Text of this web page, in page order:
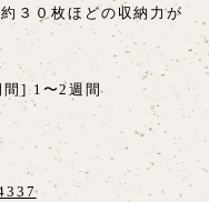
３０枚ほどの収納力が
] 1〜2週間